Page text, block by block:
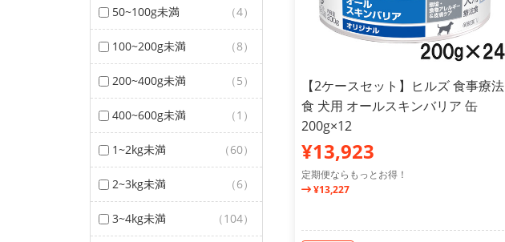
50~100g未満 （4）
100~200g未満 （8）
200~400g未満 （5）
400~600g未満 （1）
1~2kg未満 （60）
2~3kg未満 （6）
3~4kg未満 （104）
【2ケースセット】ヒルズ 食事療法
食 犬用 オールスキンバリア 缶
200g×12
¥13,923
定期便ならもっとお得！
¥13,227